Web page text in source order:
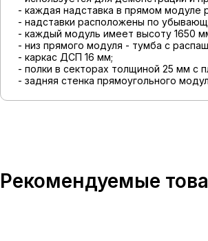
- каждая надставка в прямом модуле
- надставки расположены по
- каждый модуль имеет высоту 1650
- низ прямого модуля - тумба с
- каркас ДСП 16 мм;
- полки в секторах толщиной 25 мм с
- задняя стенка прямоугольного
Рекомендуемые